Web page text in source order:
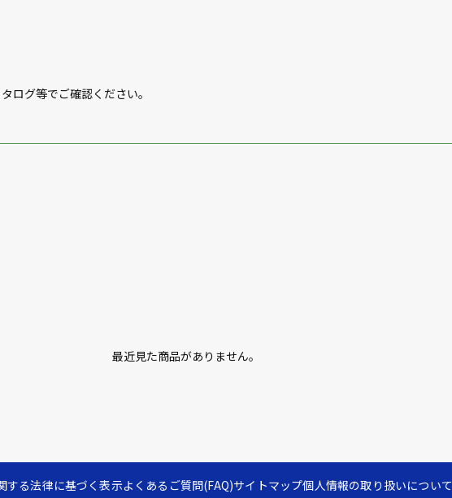
ログ等でご確認ください。
最近見た商品がありません。
する法律に基づく表示よくあるご質問(FAQ)サイトマップ個人情報の取り扱いについて